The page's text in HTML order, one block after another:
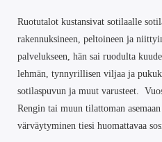
Ruotutalot kustansivat sotilaalle
rakennuksineen, peltoineen ja
palvelukseen, hän sai ruodulta
lehmän, tynnyrillisen viljaa ja
sotilaspuvun ja muut varusteet.
Rengin tai muun tilattoman
värväytyminen tiesi huomattavaa